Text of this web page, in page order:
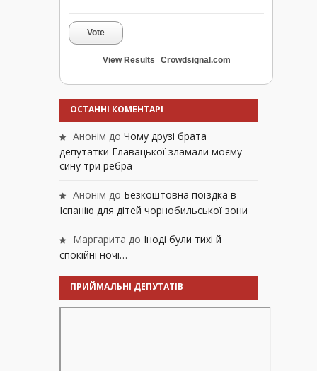
Vote
View Results Crowdsignal.com
ОСТАННІ КОМЕНТАРІ
Анонім до Чому друзі брата
депутатки Главацької зламали моєму
сину три ребра
Анонім до Безкоштовна поїздка в
Іспанію для дітей чорнобильської зони
Маргарита до Іноді були тихі й
спокійні ночі…
ПРИЙМАЛЬНІ ДЕПУТАТІВ